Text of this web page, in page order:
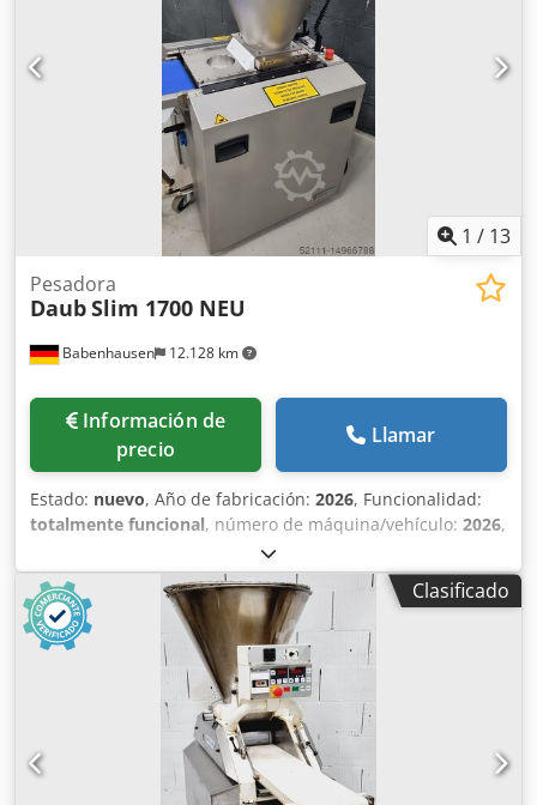
1 / 13
Babenhausen 12.128 km
Pesadora
DaubSlim 1700 NEU
Información de
precio
Llamar
Estado: nuevo, Año de fabricación: 2026, Funcionalidad:
totalmente funcional, número de máquina/vehículo: 2026,
12 meses
frecuencia de entrada:50 Hz, tensión de entrada:400 V,
potencia:
1,6 kW (2,18 CV), tipo de corriente de entrada:
trifásico
, Certificado DGUV hasta: 07/2027
Pesadora NUEVO +++ Divisora de masa para el
fraccionamiento sin tensión y sin aceite de la masa Daub
Modelo: Slim 1700 Cilindro y pistón de acero inoxidable de
alta calidad Tolva de acero inoxidable recubierta de teflón
con cubierta de seguridad Capacidad máxima: 1.100
piezas por hora Rango de pesaje: de 300 a 1700 g
Clasificado